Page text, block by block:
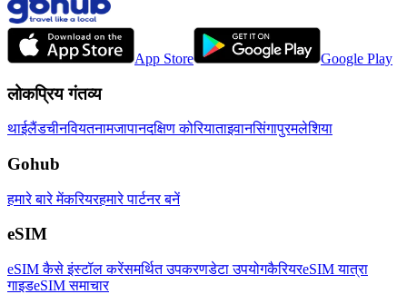
App Store Google Play
लोकप्रिय गंतव्य
थाईलैंडचीनवियतनामजापानदक्षिण कोरियाताइवानसिंगापुरमलेशिया
Gohub
हमारे बारे मेंकरियरहमारे पार्टनर बनें
eSIM
eSIM कैसे इंस्टॉल करेंसमर्थित उपकरणडेटा उपयोगकैरियरeSIM यात्रा
गाइडeSIM समाचार